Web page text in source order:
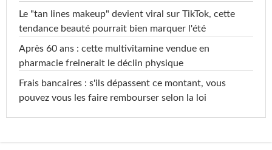
Le "tan lines makeup" devient viral sur TikTok, cette
tendance beauté pourrait bien marquer l'été
Après 60 ans : cette multivitamine vendue en
pharmacie freinerait le déclin physique
Frais bancaires : s'ils dépassent ce montant, vous
pouvez vous les faire rembourser selon la loi